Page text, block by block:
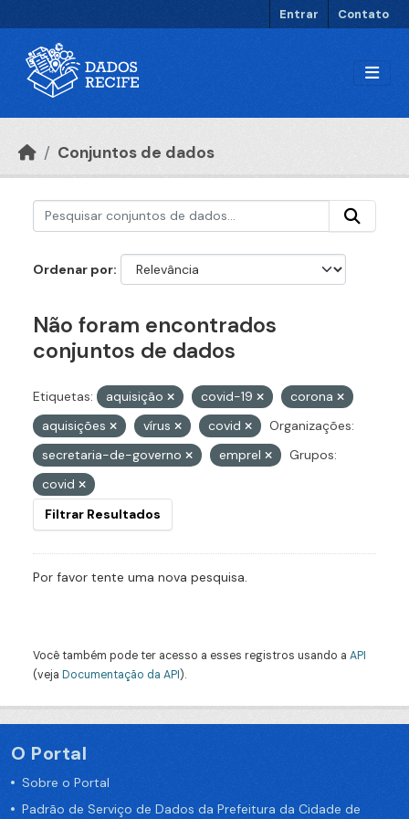
Entrar Contato
Conjuntos de dados
Ordenar por
Não foram encontrados
conjuntos de dados
Etiquetas: aquisição covid-19
corona
aquisições
vírus covid
Organizações:
secretaria-de-governo
emprel
Grupos:
covid
Filtrar Resultados
Por favor tente uma nova pesquisa.
Você também pode ter acesso a esses registros usando a API
(veja Documentação da API).
O Portal
Sobre o Portal
Padrão de Serviço de Dados da Prefeitura da Cidade de